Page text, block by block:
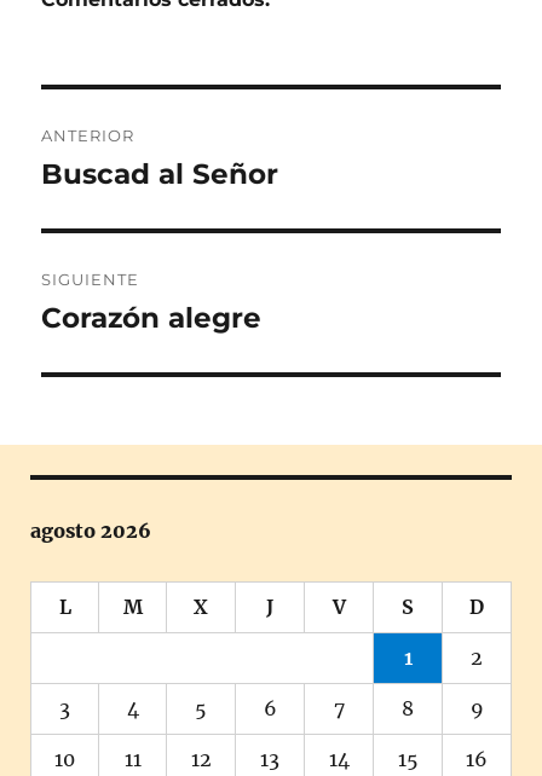
de
ANTERIOR
Entrada
Buscad al Señor
SIGUIENTE
Entrada
Corazón alegre
agosto 2026
L M X J V S D
1 2
3 4 5 6 7 8 9
10 11 12 13 14 15 16